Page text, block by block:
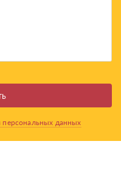
персональных данных